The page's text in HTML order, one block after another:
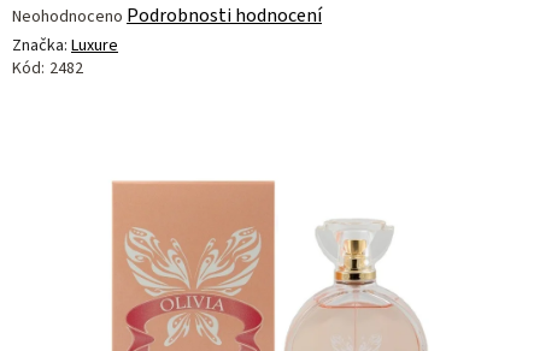
Průměrné
hodnocení
produktu
Neohodnoceno Podrobnosti hodnocení
Značka: Luxure
Kód: 2482